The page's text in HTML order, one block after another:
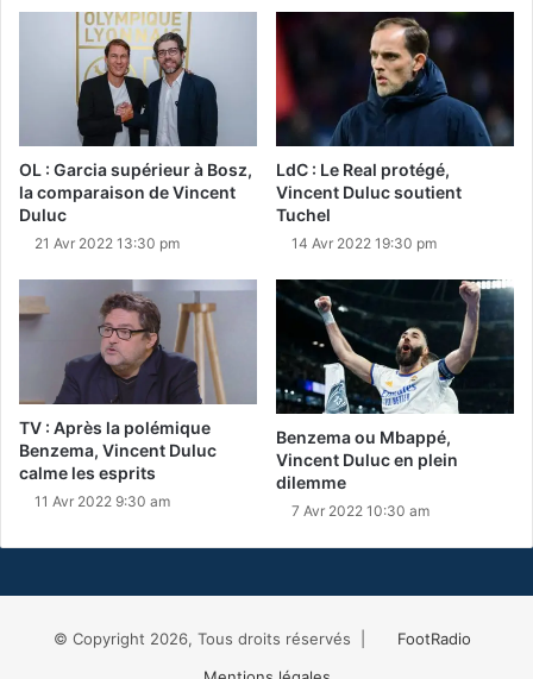
OL : Garcia supérieur à Bosz,
la comparaison de Vincent
Duluc
21 Avr 2022 13:30 pm
LdC : Le Real protégé,
Vincent Duluc soutient
Tuchel
14 Avr 2022 19:30 pm
TV : Après la polémique
Benzema, Vincent Duluc
calme les esprits
11 Avr 2022 9:30 am
Benzema ou Mbappé,
Vincent Duluc en plein
dilemme
7 Avr 2022 10:30 am
© Copyright 2026, Tous droits réservés |
FootRadio